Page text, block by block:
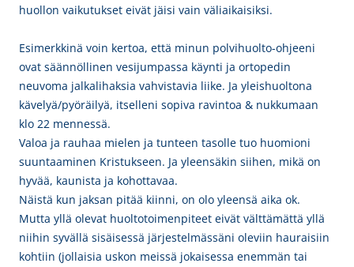
huollon vaikutukset eivät jäisi vain väliaikaisiksi.
Esimerkkinä voin kertoa, että minun polvihuolto-ohjeeni
ovat säännöllinen vesijumpassa käynti ja ortopedin
neuvoma jalkalihaksia vahvistavia liike. Ja yleishuoltona
kävelyä/pyöräilyä, itselleni sopiva ravintoa & nukkumaan
klo 22 mennessä.
Valoa ja rauhaa mielen ja tunteen tasolle tuo huomioni
suuntaaminen Kristukseen. Ja yleensäkin siihen, mikä on
hyvää, kaunista ja kohottavaa.
Näistä kun jaksan pitää kiinni, on olo yleensä aika ok.
Mutta yllä olevat huoltotoimenpiteet eivät välttämättä yllä
niihin syvällä sisäisessä järjestelmässäni oleviin hauraisiin
kohtiin (jollaisia uskon meissä jokaisessa enemmän tai